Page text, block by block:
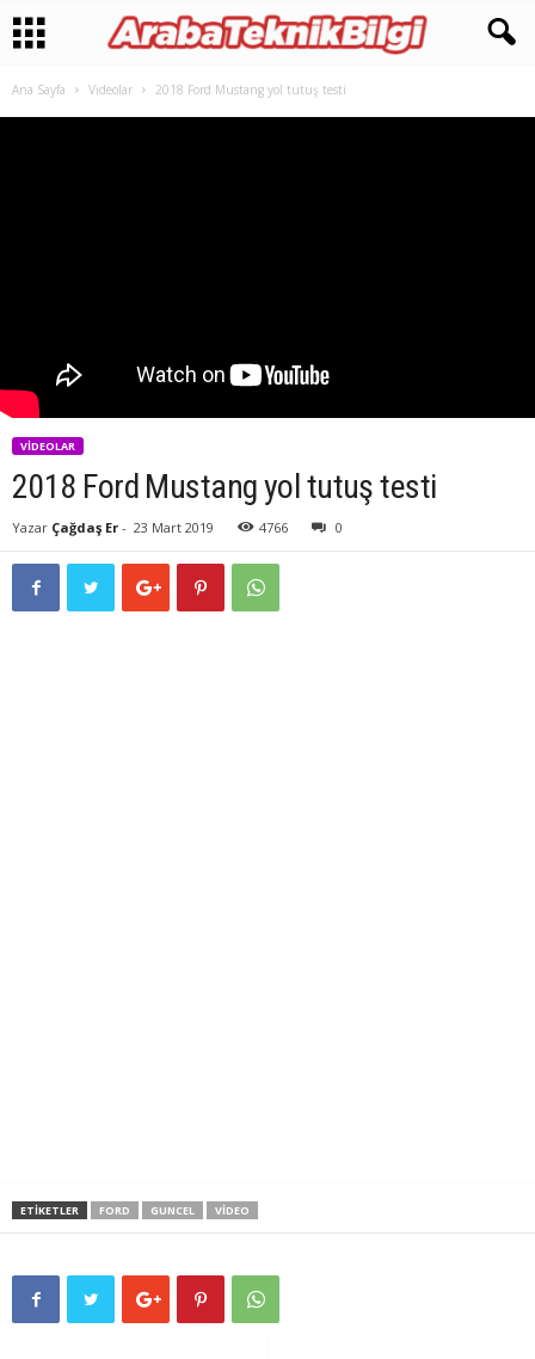
Ana Sayfa Videolar 2018 Ford Mustang yol tutuş testi
VIDEOLAR
2018 Ford Mustang yol tutuş testi
Yazar Çağdaş Er - 23 Mart 2019 4766 0
ETIKETLER FORD GUNCEL VIDEO